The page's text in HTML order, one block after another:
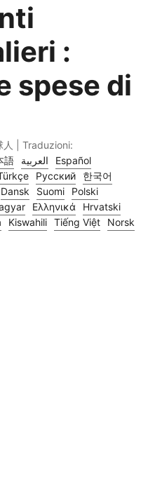
:
spese di
人 | Traduzioni:
語 العربية
Español
Русский
한국어
Dansk Suomi
Polski
Ελληνικά
Hrvatski
Kiswahili Tiếng Việt Norsk